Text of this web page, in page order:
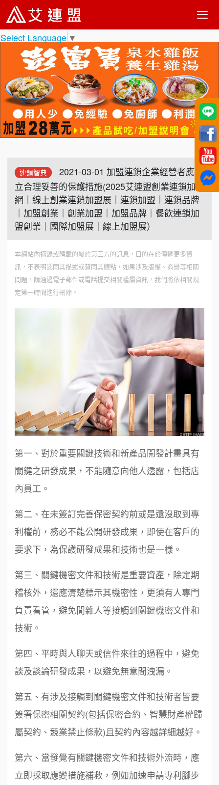
Select Language ▼
連鎖智典
2021-03-01 加盟連鎖企業經營者應建
立合理妥善的保護措施(2025艾連盟創業連鎖加盟
網｜線上創業連鎖加盟展｜連鎖加盟｜連鎖品牌
｜加盟創業｜創業加盟｜加盟品牌｜餐飲連鎖加
盟創業｜國際加盟展｜線上加盟展）
本網站內摘錄或轉載的屬於第三方的訊息，目的在於傳遞更多資
訊，不表明認同其描述或贊同其觀點，如果涉及版權、商譽等相關
問題，請通過電子郵件或電話提交相關權屬資訊，我們將依相關規
定第一時間進行刪除。
第一、對於重要關鍵技術和新產品開發計畫具有
關鍵之研發成果，不能隨意向他人透露，包括店
內員工。
第二、在未簽訂完善保密契約前或是還沒取到專
利權前，務必不能公開研發成果，即使在客戶的
要求下，為保護研發成果和技術也是一樣。
第三、關鍵機密文件和技術是重要資產，除定期
稽核外，還應清楚標示其機密性，更須有人專門
負責看管，避免閒雜人等接觸到關鍵機密文件和
技術。
第四、平時與人聊天或信件來往的過程中，避免
談及談論研發成果，以避免無意間洩漏。
第五、有涉及接觸到關鍵機密文件和技術者皆要
簽署保密相關契約(包括保密合約、智慧財產權歸
屬契約、競業禁止條款)且契約內容越詳細越好。
第六、當發覺有關鍵機密文件和技術外流時，應
立即採取應變措施補救，例如加速申請專利腳步